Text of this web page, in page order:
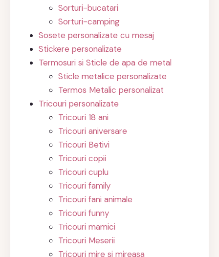
Sorturi-bucatari
Sorturi-camping
Sosete personalizate cu mesaj
Stickere personalizate
Termosuri si Sticle de apa de metal
Sticle metalice personalizate
Termos Metalic personalizat
Tricouri personalizate
Tricouri 18 ani
Tricouri aniversare
Tricouri Betivi
Tricouri copii
Tricouri cuplu
Tricouri family
Tricouri fani animale
Tricouri funny
Tricouri mamici
Tricouri Meserii
Tricouri mire si mireasa